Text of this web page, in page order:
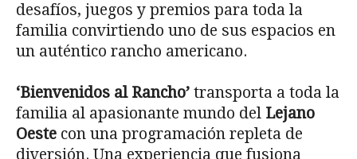
desafíos, juegos y premios para toda la
familia convirtiendo uno de sus espacios en
un auténtico rancho americano.
‘Bienvenidos al Rancho’ transporta a toda la
familia al apasionante mundo del Lejano
Oeste con una programación repleta de
diversión. Una experiencia que fusiona